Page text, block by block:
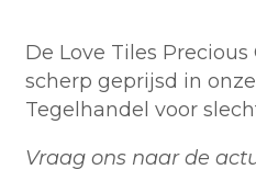
€ 62,93.
De Love Tiles
scherp geprijsd in onze
Tegelhandel voor
Vraag ons naar de